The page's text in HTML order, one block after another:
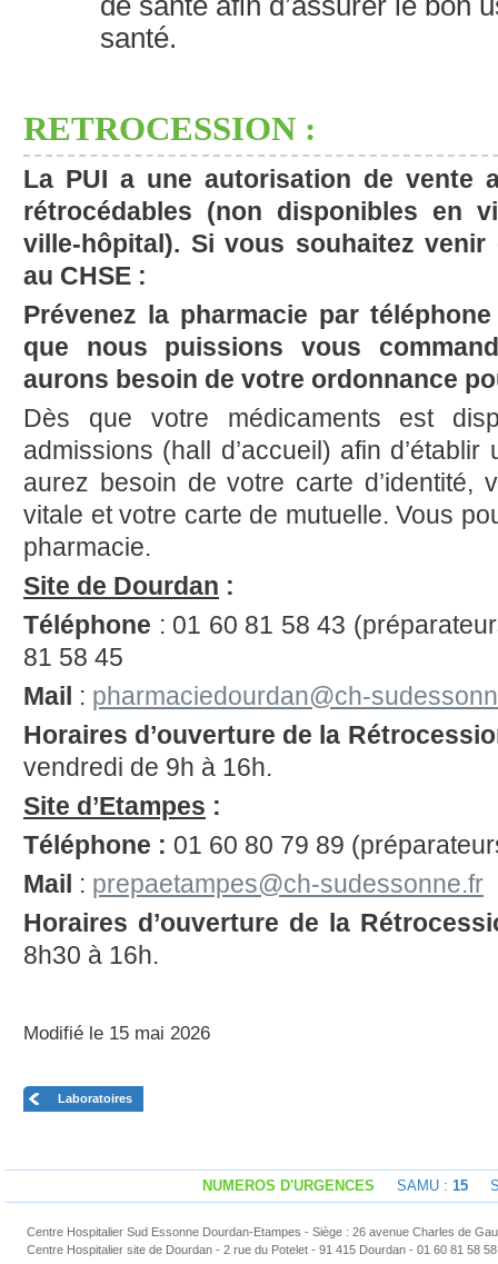
santé.
RETROCESSION :
La PUI a une autorisation de vente
rétrocédables (non disponibles en
ville-hôpital). Si vous souhaitez
au CHSE :
Prévenez la pharmacie par
que nous puissions vous
aurons besoin de votre ordonnance
Dès que votre médicaments est
admissions (hall d’accueil) afin
aurez besoin de votre carte d’identité,
vitale et votre carte de mutuelle. Vous
pharmacie.
Site de Dourdan :
Téléphone : 01 60 81 58 43
81 58 45
Mail : pharmaciedourdan@ch-
Horaires d’ouverture de la
vendredi de 9h à 16h.
Site d’Etampes :
Téléphone : 01 60 80 79 89
Mail : prepaetampes@ch-sudessonne.fr
Horaires d’ouverture de la
8h30 à 16h.
Modifié le 15 mai 2026
Laboratoires
NUMEROS D'URGENCES SAMU : 15
Centre Hospitalier Sud Essonne Dourdan-Etampes - Siège : 26 avenue Charles de
Centre Hospitalier site de Dourdan - 2 rue du Potelet - 91 415 Dourdan - 01 60 81 58 58